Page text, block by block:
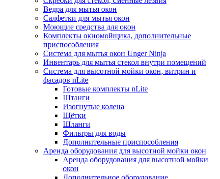
Ведра для мытья окон
Салфетки для мытья окон
Моющие средства для окон
Комплекты окномойщика, дополнительные
приспособления
Система для мытья окон Unger Ninja
Инвентарь для мытья стекол внутри помещений
Система для высотной мойки окон, витрин и
фасадов nLite
Готовые комплекты nLite
Штанги
Изогнутые колена
Щётки
Шланги
Фильтры для воды
Дополнительные приспособления
Аренда оборудования для высотной мойки окон
Аренда оборудования для высотной мойки
окон